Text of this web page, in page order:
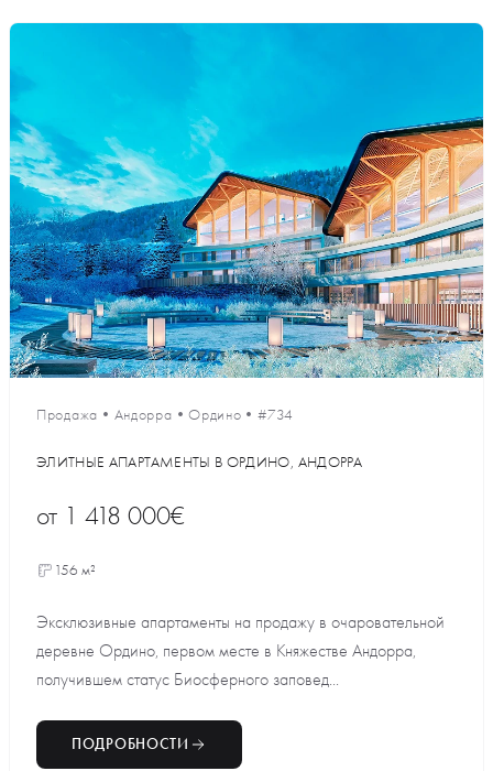
Продажа • Андорра •Ордино •#734
ЭЛИТНЫЕ АПАРТАМЕНТЫ В ОРДИНО, АНДОРРА
от 1 418 000€
156 м²
Эксклюзивные апартаменты на продажу в очаровательной
деревне Ордино, первом месте в Княжестве Андорра,
получившем статус Биосферного заповед...
ПОДРОБНОСТИ